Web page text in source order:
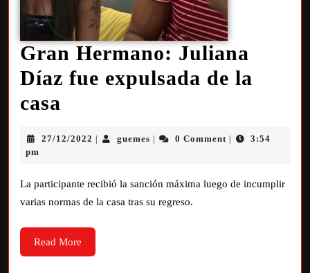
Gran Hermano: Juliana
Díaz fue expulsada de la
casa
27/12/2022 guemes 0 Comment
3:54
pm
La participante recibió la sanción máxima luego de incumplir
varias normas de la casa tras su regreso.
Read More